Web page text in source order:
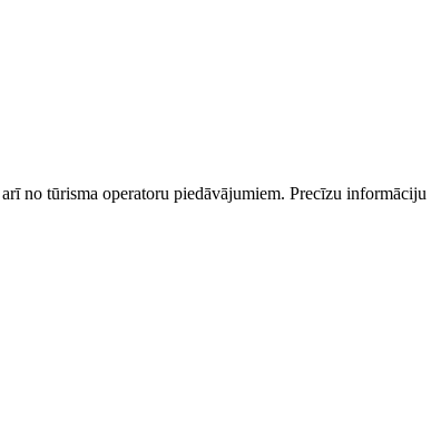
no tūrisma operatoru piedāvājumiem. Precīzu informāciju